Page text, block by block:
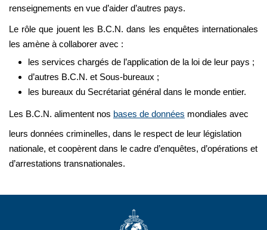
renseignements en vue d’aider d’autres pays.
Le rôle que jouent les B.C.N. dans les enquêtes internationales
les amène à collaborer avec :
les services chargés de l’application de la loi de leur pays ;
d’autres B.C.N. et Sous-bureaux ;
les bureaux du Secrétariat général dans le monde entier.
Les B.C.N. alimentent nos bases de données mondiales avec
leurs données criminelles, dans le respect de leur législation
nationale, et coopèrent dans le cadre d’enquêtes, d’opérations et
d’arrestations transnationales.